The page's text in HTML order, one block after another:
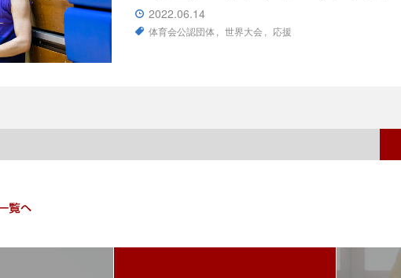
2022.06.14
体育会公認団体 世界大会 応援